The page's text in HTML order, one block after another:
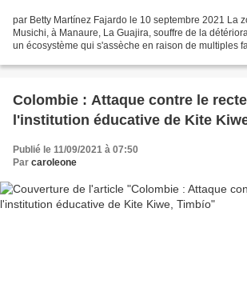
par Betty Martínez Fajardo le 10 septembre 2021 La
Musichi, à Manaure, La Guajira, souffre de la
un écosystème qui s'assèche en raison de multiples
Colombie : Attaque contre le
l'institution éducative de Kite
Publié le 11/09/2021 à 07:50
Par caroleone